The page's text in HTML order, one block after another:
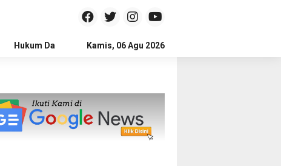
Hukum Dan Kriminal Politik Pendidikan
Kamis, 06 Agu 2026